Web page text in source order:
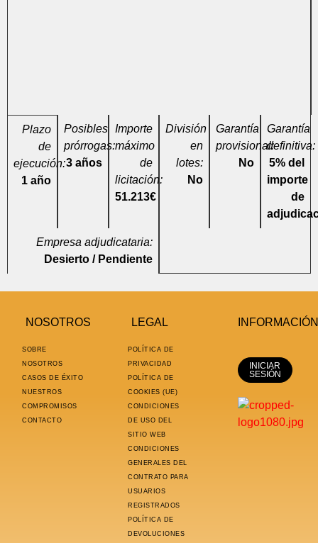
Plazo
de
ejecución:
1 año
Posibles
prórrogas:
3 años
Importe
máximo
de
licitación:
51.213€
División
en
lotes:
No
Garantía
provisional:
No
Garantía
definitiva:
5% del
importe
de
Empresa adjudicataria:
Desierto / Pendiente
NOSOTROS
SOBRE
NOSOTROS
CASOS DE ÉXITO
NUESTROS
COMPROMISOS
CONTACTO
LEGAL
POLÍTICA DE
PRIVACIDAD
POLÍTICA DE
COOKIES (UE)
CONDICIONES
DE USO DEL
SITIO WEB
CONDICIONES
GENERALES DEL
CONTRATO PARA
USUARIOS
REGISTRADOS
POLÍTICA DE
DEVOLUCIONES
INFORMACIÓN
INICIAR
SESIÓN